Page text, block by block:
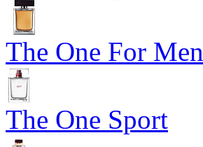
The One For Men
The One Sport